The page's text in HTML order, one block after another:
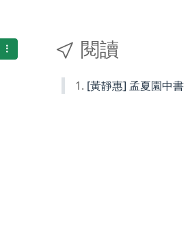
閱讀
[黃靜惠] 孟夏園中書